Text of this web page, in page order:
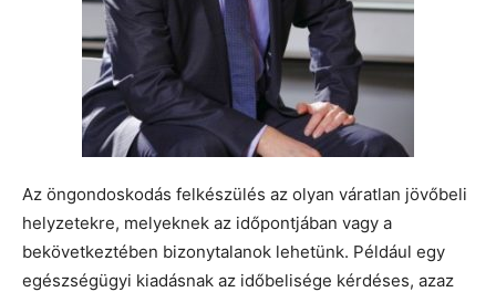
Az öngondoskodás felkészülés az olyan váratlan jövőbeli
helyzetekre, melyeknek az időpontjában vagy a
bekövetkeztében bizonytalanok lehetünk. Például egy
egészségügyi kiadásnak az időbelisége kérdéses, azaz